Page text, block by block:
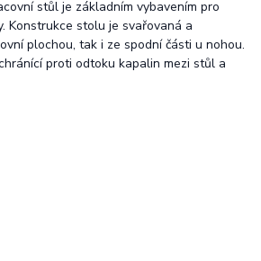
stůl je základním vybavením pro
Konstrukce stolu je svařovaná a
plochou, tak i ze spodní části u nohou.
proti odtoku kapalin mezi stůl a